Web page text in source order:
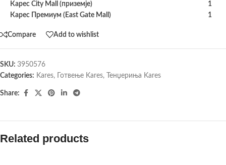
Карес City Mall (приземје)
1
Карес Премиум (East Gate Mall)
1
Compare Add to wishlist
SKU: 3950576
Categories: Kares, Готвење Kares, Тенџериња Kares
Share:
Related products